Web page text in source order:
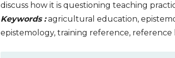
discuss how it is questioning teaching
Keywords : agricultural education,
epistemology, training reference, reference